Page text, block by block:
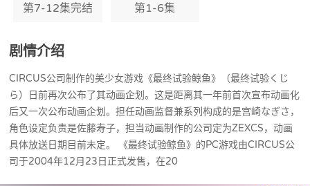
第7-12集完结 第1-6集
剧情介绍
CIRCUS公司制作的美少女游戏《最终试验鲸鱼》（最终试验くじ
ら）日前再次公布了其动画企划。这是距离其一年前首次宣布动画化
后又一次公布动画企划。担任动画监督兼系列构成的是宫崎なぎさ，
角色设定负责是佐藤寿子，担当动画制作的公司定为ZEXCS，动画
具体放送日期目前未定。 《最终试验鲸鱼》的PC游戏由CIRCUS公
司于2004年12月23日正式发售，在20